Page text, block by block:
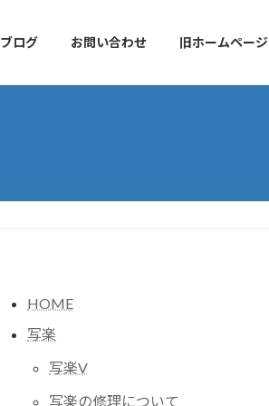
ブログ お問い合わせ 旧ホームページ
HOME
写楽
写楽V
写楽の修理について